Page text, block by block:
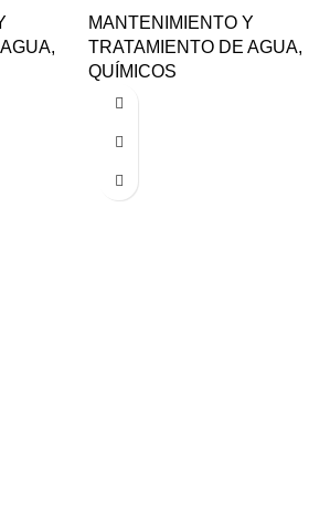
,
MANTENIMIENTO Y
TRATAMIENTO DE AGUA,
QUÍMICOS